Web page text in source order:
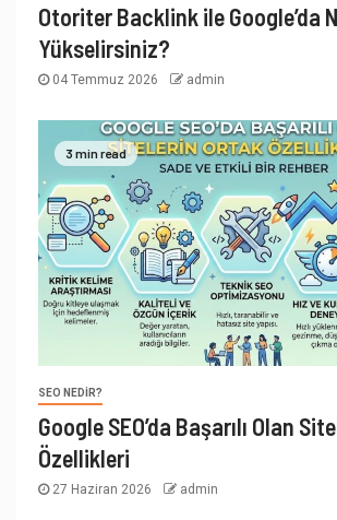
Otoriter Backlink ile Google’da
Yükselirsiniz?
04 Temmuz 2026 admin
3 min read
SEO NEDIR?
Google SEO’da Başarılı Olan
Özellikleri
27 Haziran 2026 admin